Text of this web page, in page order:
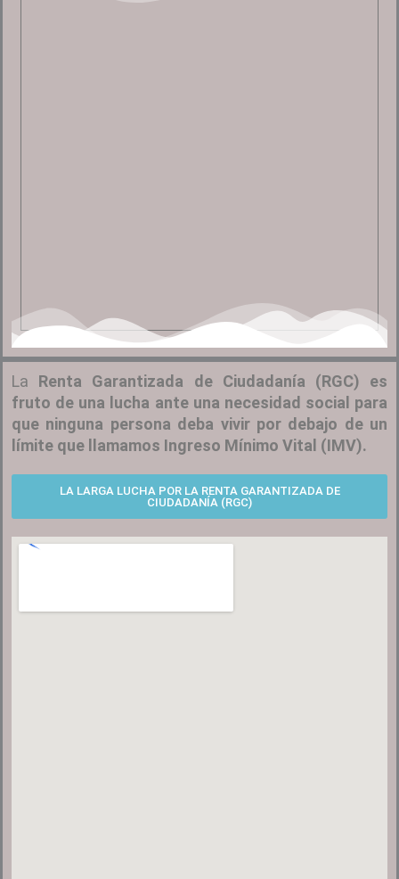
La Renta Garantizada de Ciudadanía (RGC) es
fruto de una lucha ante una necesidad social para
que ninguna persona deba vivir por debajo de un
límite que llamamos Ingreso Mínimo Vital (IMV).
LA LARGA LUCHA POR LA RENTA GARANTIZADA DE
CIUDADANÍA (RGC)